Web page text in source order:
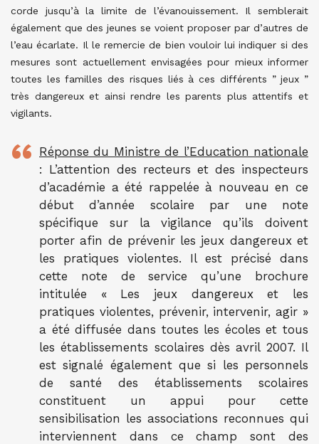
corde jusqu’à la limite de l’évanouissement. Il semblerait
également que des jeunes se voient proposer par d’autres de
l’eau écarlate. Il le remercie de bien vouloir lui indiquer si des
mesures sont actuellement envisagées pour mieux informer
toutes les familles des risques liés à ces différents ” jeux ”
très dangereux et ainsi rendre les parents plus attentifs et
vigilants.
Réponse du Ministre de l’Education nationale
: L’attention des recteurs et des inspecteurs
d’académie a été rappelée à nouveau en ce
début d’année scolaire par une note
spécifique sur la vigilance qu’ils doivent
porter afin de prévenir les jeux dangereux et
les pratiques violentes. Il est précisé dans
cette note de service qu’une brochure
intitulée « Les jeux dangereux et les
pratiques violentes, prévenir, intervenir, agir »
a été diffusée dans toutes les écoles et tous
les établissements scolaires dès avril 2007. Il
est signalé également que si les personnels
de santé des établissements scolaires
constituent un appui pour cette
sensibilisation les associations reconnues qui
interviennent dans ce champ sont des